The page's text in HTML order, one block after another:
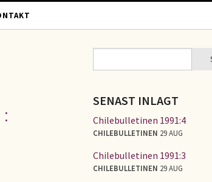
SÖKFORMULÄR
SENAST INLAGT
Chilebulletinen 1991:4
CHILEBULLETINEN 29 AUG
Chilebulletinen 1991:3
CHILEBULLETINEN 29 AUG